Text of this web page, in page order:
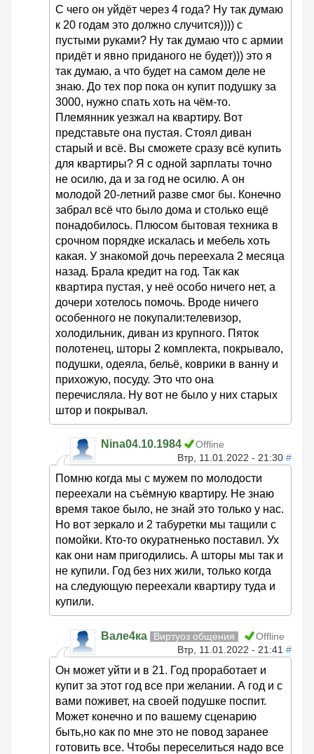
С чего он уйдёт через 4 года? Ну так думаю
к 20 годам это должно случится)))) с
пустыми руками? Ну так думаю что с армии
придёт и явно приданого не будет))) это я
так думаю, а что будет на самом деле не
знаю. До тех пор пока он купит подушку за
3000, нужно спать хоть на чём-то.
Племянник уезжал на квартиру. Вот
представьте она пустая. Стоял диван
старый и всё. Вы сможете сразу всё купить
для квартиры? Я с одной зарплаты точно
не осилю, да и за год не осилю. А он
молодой 20-летний разве смог бы. Конечно
забрал всё что было дома и столько ещё
понадобилось. Плюсом бытовая техника в
срочном порядке искалась и мебель хоть
какая. У знакомой дочь переехала 2 месяца
назад. Брала кредит на год. Так как
квартира пустая, у неё особо ничего нет, а
дочери хотелось помочь. Вроде ничего
особенного не покупали:телевизор,
холодильник, диван из крупного. Пяток
полотенец, шторы 2 комплекта, покрывало,
подушки, одеяла, бельё, коврики в ванну и
прихожую, посуду. Это что она
перечисляла. Ну вот не было у них старых
штор и покрывал.
Nina04.10.1984
Offline
Втр, 11.01.2022 - 21:30 #
Помню когда мы с мужем по молодости
переехали на съёмную квартиру. Не знаю
время такое было, не знай это только у нас.
Но вот зеркало и 2 табуретки мы тащили с
помойки. Кто-то окуратненько поставил. Ух
как они нам пригодились. А шторы мы так и
не купили. Год без них жили, только когда
на следующую переехали квартиру туда и
купили.
Вале4ка Виртуоз общения
Offline
Втр, 11.01.2022 - 21:41 #
Он может уйти и в 21. Год проработает и
купит за этот год все при желании. А год и с
вами поживет, на своей подушке поспит.
Может конечно и по вашему сценарию
быть,но как по мне это не повод заранее
готовить все. Чтобы переселиться надо все